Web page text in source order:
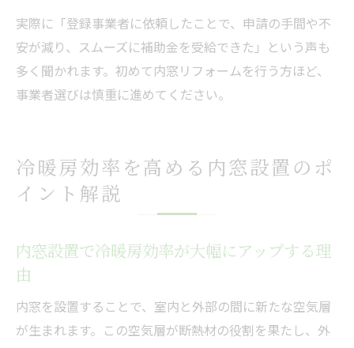
実際に「登録事業者に依頼したことで、申請の手間や不
安が減り、スムーズに補助金を受給できた」という声も
多く聞かれます。初めて内窓リフォームを行う方ほど、
事業者選びは慎重に進めてください。
冷暖房効率を高める内窓設置のポ
イント解説
内窓設置で冷暖房効率が大幅にアップする理
由
内窓を設置することで、室内と外部の間に新たな空気層
が生まれます。この空気層が断熱材の役割を果たし、外